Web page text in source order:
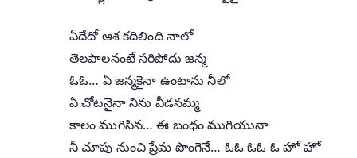
ఏదేదో ఆశ కదిలింది నాలో
తెలపాలనంటే సరిపోదు జన్మ
ఓఓ… ఏ జన్మకైనా ఉంటాను నీలో
ఏ చోటనైనా నిను వీడనమ్మ
కాలం ముగిసిన… ఈ బంధం ముగియునా
నీ చూపు నుంచి ప్రేమ పొంగెనే… ఓఓ ఓఓ ఓ హో హో